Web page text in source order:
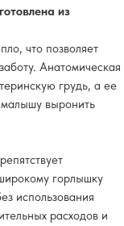
из
что позволяет
Анатомическая
грудь, а ее
малышу выронить
горлышку
использования
расходов и